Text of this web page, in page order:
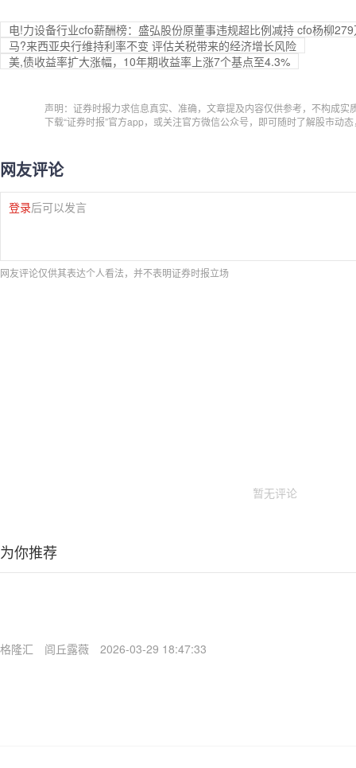
电!力设备行业cfo薪酬榜：盛弘股份原董事违规超比例减持 cfo杨柳
马?来西亚央行维持利率不变 评估关税带来的经济增长风险
美,债收益率扩大涨幅，10年期收益率上涨7个基点至4.3%
声明：证券时报力求信息真实、准确，文章提及内容仅供参考，不构成实
下载“证券时报”官方app，或关注官方微信公众号，即可随时了解股市动
网友评论
登录后可以发言
网友评论仅供其表达个人看法，并不表明证券时报立场
暂无评论
为你推荐
格隆汇 闾丘露薇 2026-03-29 18:47:33